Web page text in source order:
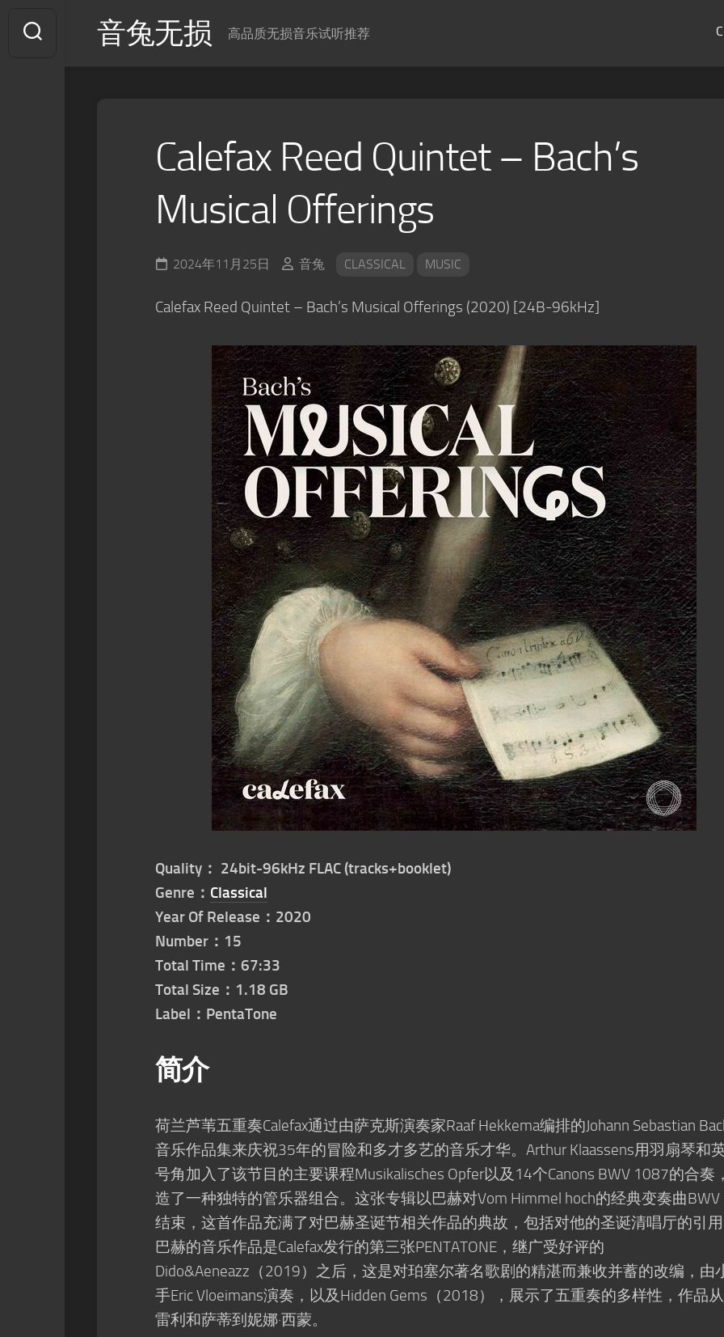
content
音兔无损 高品质无损音乐试听推荐
Calefax Reed Quintet – Bach’s
Musical Offerings
2024年11月25日 音兔 CLASSICAL MUSIC
Calefax Reed Quintet – Bach’s Musical Offerings (2020) [24B-96kHz]
Quality： 24bit-96kHz FLAC (tracks+booklet)
Genre： Classical
Year Of Release：2020
Number：15
Total Time：67:33
Total Size：1.18 GB
Label：PentaTone
简介
荷兰芦苇五重奏Calefax通过由萨克斯演奏家Raaf Hekkema编排的Johann Sebastian
音乐作品集来庆祝35年的冒险和多才多艺的音乐才华。Arthur Klaassens用羽扇琴和
号角加入了该节目的主要课程Musikalisches Opfer以及14个Canons BWV 1087的合奏
造了一种独特的管乐器组合。这张专辑以巴赫对Vom Himmel hoch的经典变奏曲
结束，这首作品充满了对巴赫圣诞节相关作品的典故，包括对他的圣诞清唱厅的引
巴赫的音乐作品是Calefax发行的第三张PENTATONE，继广受好评的
Dido&Aeneazz（2019）之后，这是对珀塞尔著名歌剧的精湛而兼收并蓄的改编，由
手Eric Vloeimans演奏，以及Hidden Gems（2018），展示了五重奏的多样性，作品
雷利和萨蒂到妮娜·西蒙。